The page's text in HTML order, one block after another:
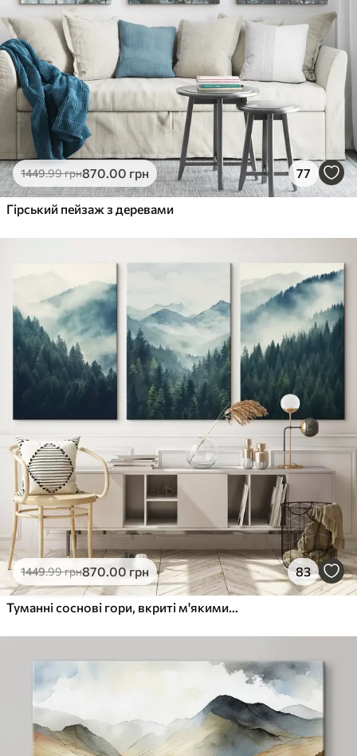
1449.99грн870.00 грн 77
Гірський пейзаж з деревами
1449.99грн870.00грн 83
Туманні соснові гори, вкриті м'якими відтінками зеленого та блакитного кольорів